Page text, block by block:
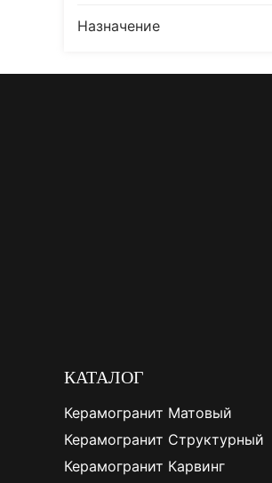
Назначение
КАТАЛОГ
Керамогранит Матовый
Керамогранит Структурный
Керамогранит Карвинг